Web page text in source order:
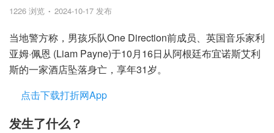
1226 浏览 2024-10-17 发布
当地警方称，男孩乐队One Direction前成员、英国音乐家利
亚姆·佩恩 (Liam Payne)于10月16日从阿根廷布宜诺斯艾利
斯的一家酒店坠落身亡，享年31岁。
点击下载打折网App
发生了什么？